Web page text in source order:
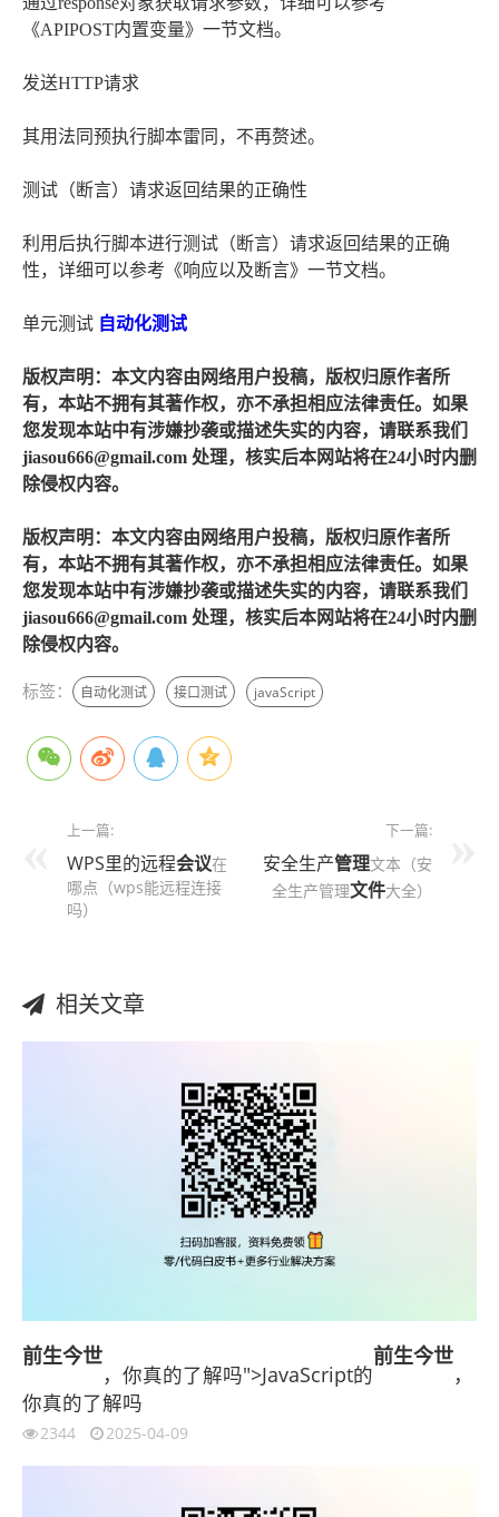
《APIPOST内置变量》一节文档。
发送HTTP请求
其用法同预执行脚本雷同，不再赘述。
测试（断言）请求返回结果的正确性
利用后执行脚本进行测试（断言）请求返回结果的正确
性，详细可以参考《响应以及断言》一节文档。
单元测试 自动化测试
版权声明：本文内容由网络用户投稿，版权归原作者所
有，本站不拥有其著作权，亦不承担相应法律责任。如果
您发现本站中有涉嫌抄袭或描述失实的内容，请联系我们
jiasou666@gmail.com 处理，核实后本网站将在24小时内删
除侵权内容。
版权声明：本文内容由网络用户投稿，版权归原作者所
有，本站不拥有其著作权，亦不承担相应法律责任。如果
您发现本站中有涉嫌抄袭或描述失实的内容，请联系我们
jiasou666@gmail.com 处理，核实后本网站将在24小时内删
除侵权内容。
标签： 自动化测试 接口测试 javaScript
上一篇:
WPS里的远程会议在
哪点（wps能远程连接
吗）
下一篇:
安全生产管理文本（安
全生产管理文件大全）
相关文章
前生今世
，你真的了解吗">JavaScript的
前生今世
，
你真的了解吗
2344 2025-04-09